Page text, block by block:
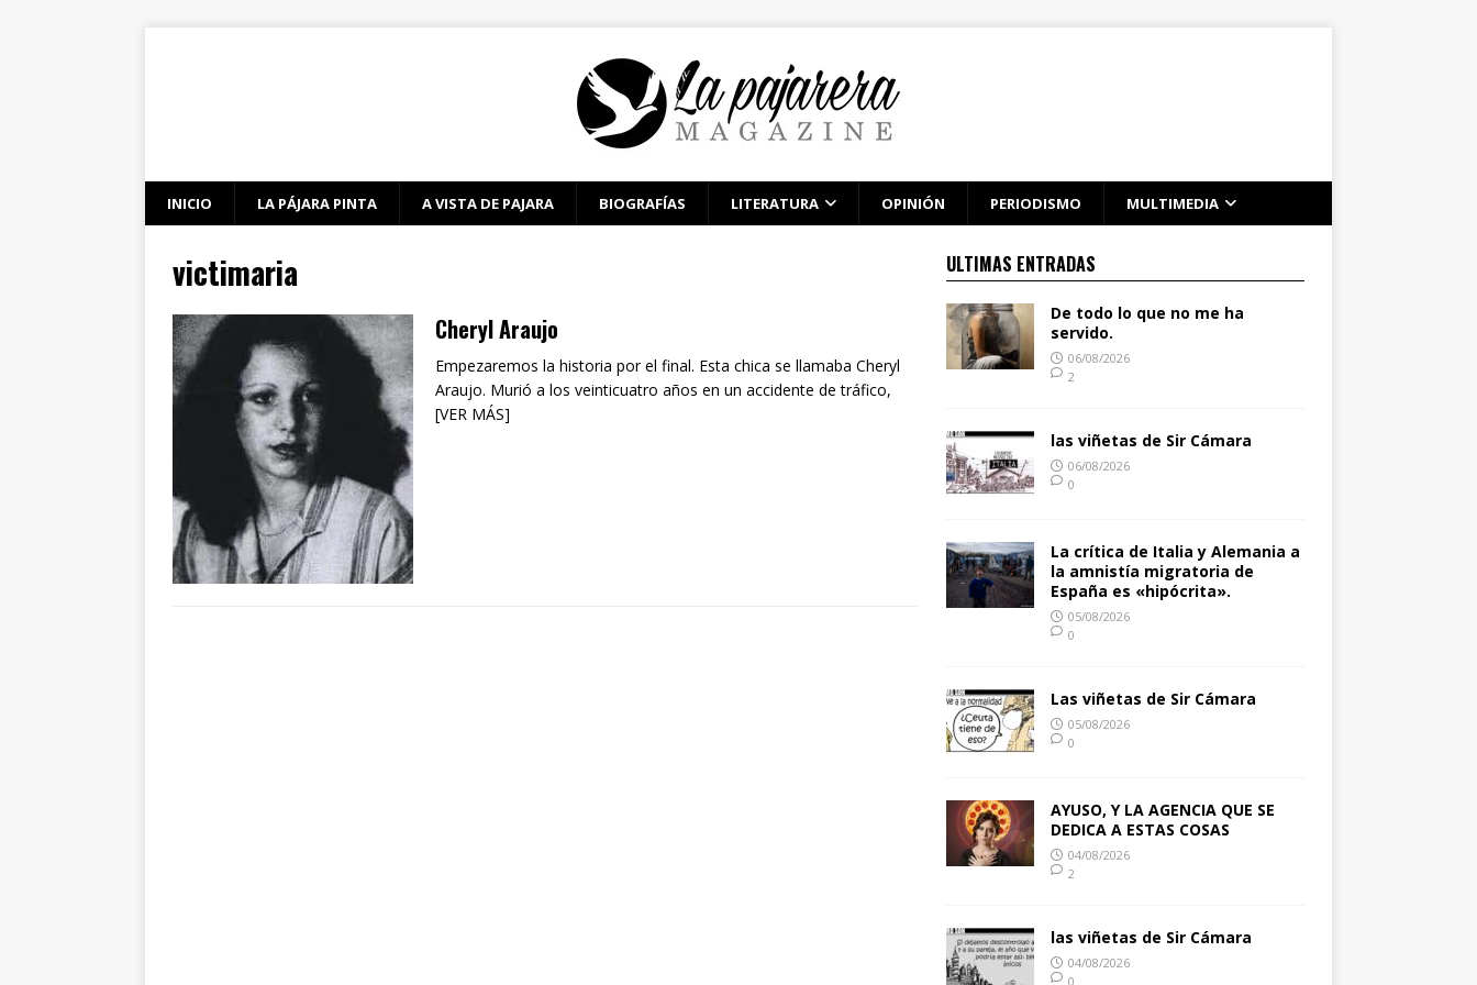
INICIO LA PÁJARA PINTA A VISTA DE PAJARA BIOGRAFÍAS LITERATURA OPINIÓN PERIODISMO MULTIMEDIA
victimaria
Cheryl Araujo
Empezaremos la historia por el final. Esta chica se llamaba Cheryl
Araujo. Murió a los veinticuatro años en un accidente de tráfico,
[VER MÁS]
ULTIMAS ENTRADAS
De todo lo que no me ha
servido.
06/08/2026
2
las viñetas de Sir Cámara
06/08/2026
0
La crítica de Italia y Alemania a
la amnistía migratoria de
España es «hipócrita».
05/08/2026
0
Las viñetas de Sir Cámara
05/08/2026
0
AYUSO, Y LA AGENCIA QUE SE
DEDICA A ESTAS COSAS
04/08/2026
2
las viñetas de Sir Cámara
04/08/2026
0